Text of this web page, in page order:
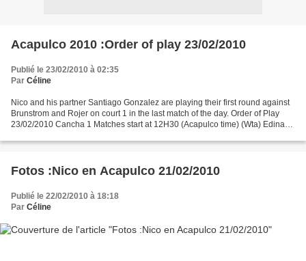
Acapulco 2010 :Order of play 23/02/2010
Publié le 23/02/2010 à 02:35
Par Céline
Nico and his partner Santiago Gonzalez are playing their first round against
Brunstrom and Rojer on court 1 in the last match of the day. Order of Play
23/02/2010 Cancha 1 Matches start at 12H30 (Acapulco time) (Wta) Edina
Fotos :Nico en Acapulco 21/02/2010
Publié le 22/02/2010 à 18:18
Par Céline